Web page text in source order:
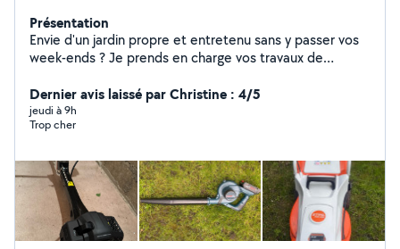
Présentation
Envie d'un jardin propre et entretenu sans y passer vos
week-ends ? Je prends en charge vos travaux de
entretien général et petits travaux de bricolage.
Intervention rapide, travail soigné et matériel
professionnel. Mon objectif : vous laisser un extérieur
Dernier avis laissé par Christine : 4/5
jeudi à 9h
Trop cher